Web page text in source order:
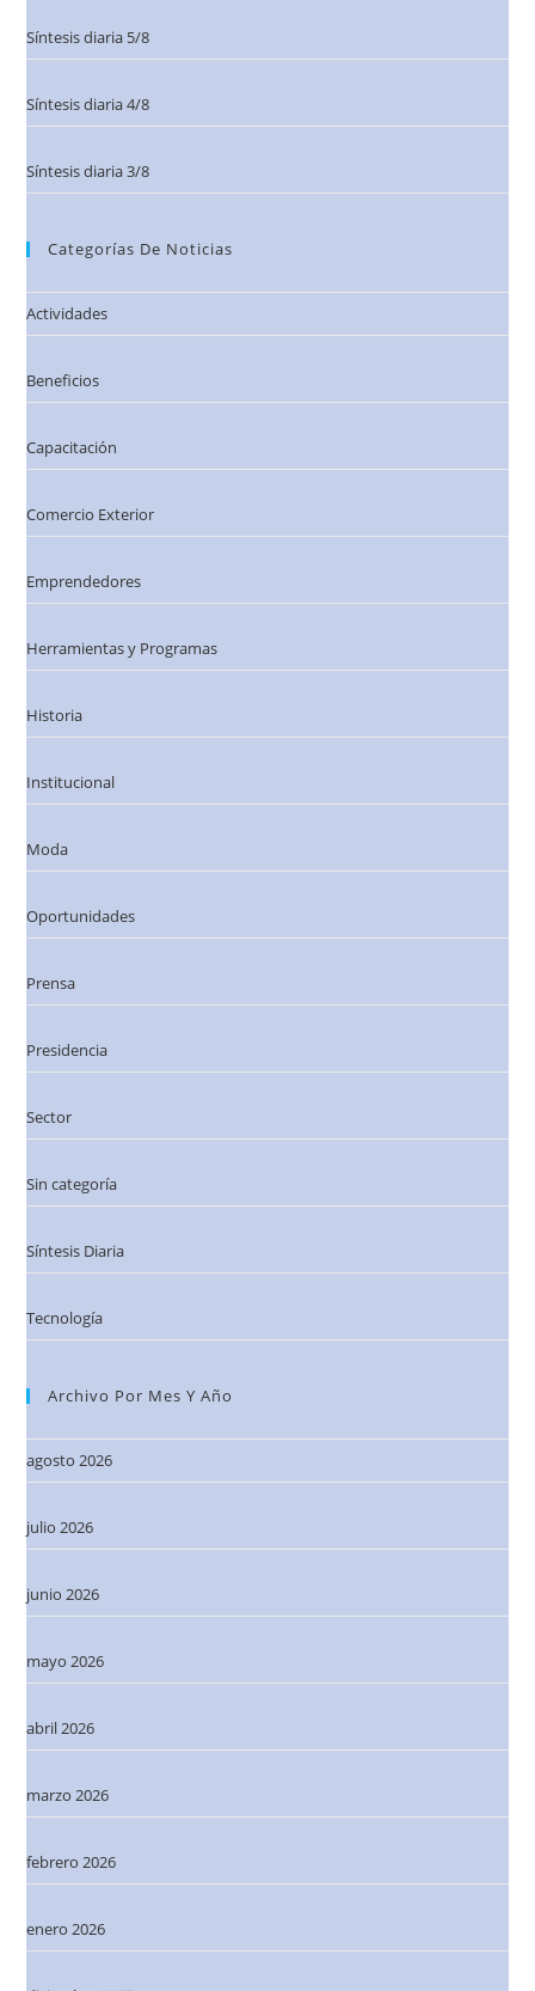
Síntesis diaria 5/8
Síntesis diaria 4/8
Síntesis diaria 3/8
Categorías De Noticias
Actividades
Beneficios
Capacitación
Comercio Exterior
Emprendedores
Herramientas y Programas
Historia
Institucional
Moda
Oportunidades
Prensa
Presidencia
Sector
Sin categoría
Síntesis Diaria
Tecnología
Archivo Por Mes Y Año
agosto 2026
julio 2026
junio 2026
mayo 2026
abril 2026
marzo 2026
febrero 2026
enero 2026